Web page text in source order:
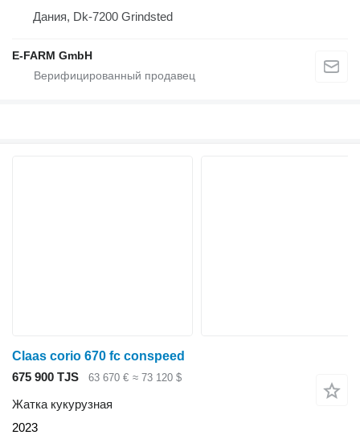
Дания, Dk-7200 Grindsted
E-FARM GmbH
Claas corio 670 fc conspeed
675 900 TJS
63 670 € ≈ 73 120 $
Жатка кукурузная
2023